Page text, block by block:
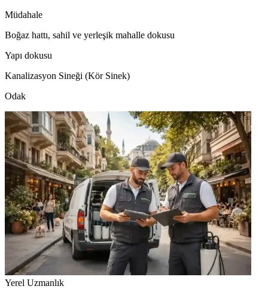
Müdahale
Boğaz hattı, sahil ve yerleşik mahalle dokusu
Yapı dokusu
Kanalizasyon Sineği (Kör Sinek)
Odak
Yerel Uzmanlık